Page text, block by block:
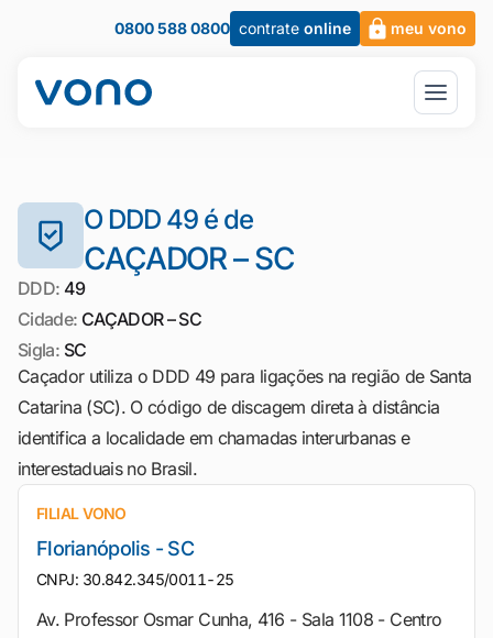
0800 588 0800 contrate online meu vono
O DDD 49 é de
CAÇADOR – SC
DDD: 49
Cidade: CAÇADOR – SC
Sigla: SC
Caçador utiliza o DDD 49 para ligações na região de Santa
Catarina (SC). O código de discagem direta à distância
identifica a localidade em chamadas interurbanas e
interestaduais no Brasil.
FILIAL VONO
Florianópolis - SC
CNPJ: 30.842.345/0011-25
Av. Professor Osmar Cunha, 416 - Sala 1108 - Centro